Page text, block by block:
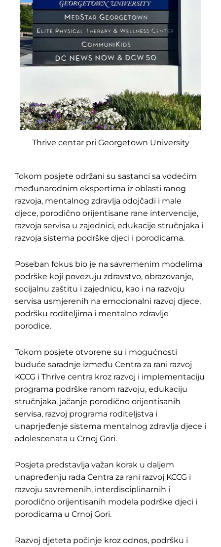
Pretraga
Thrive centar pri Georgetown University
Tokom posjete održani su sastanci sa vodećim
međunarodnim ekspertima iz oblasti ranog
razvoja, mentalnog zdravlja odojčadi i male
djece, porodično orijentisane rane intervencije,
razvoja servisa u zajednici, edukacije stručnjaka i
razvoja sistema podrške djeci i porodicama.
Poseban fokus bio je na savremenim modelima
podrške koji povezuju zdravstvo, obrazovanje,
socijalnu zaštitu i zajednicu, kao i na razvoju
servisa usmjerenih na emocionalni razvoj djece,
podršku roditeljima i mentalno zdravlje
porodice.
Tokom posjete otvorene su i mogućnosti
buduće saradnje između Centra za rani razvoj
KCCG i Thrive centra kroz razvoj i implementaciju
programa podrške ranom razvoju, edukaciju
stručnjaka, jačanje porodično orijentisanih
servisa, razvoj programa roditeljstva i
unaprjeđenje sistema mentalnog zdravlja djece i
adolescenata u Crnoj Gori.
Posjeta predstavlja važan korak u daljem
unapređenju rada Centra za rani razvoj KCCG i
razvoju savremenih, interdisciplinarnih i
porodično orijentisanih modela podrške djeci i
porodicama u Crnoj Gori.
Razvoj djeteta počinje kroz odnos, podršku i